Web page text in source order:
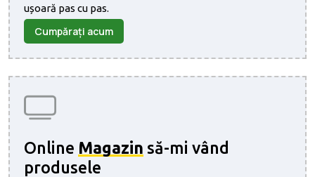
ușoară pas cu pas.
Cumpărați acum
Online Magazin să-mi vând
produsele